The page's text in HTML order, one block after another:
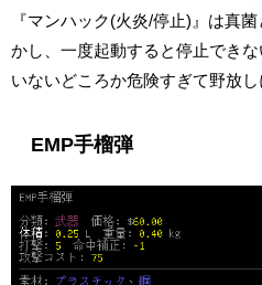
『マンハック(火炎/停止)』は真
かし、一度起動すると停止でき
いないどころか危険すぎて野放し
EMP手榴弾